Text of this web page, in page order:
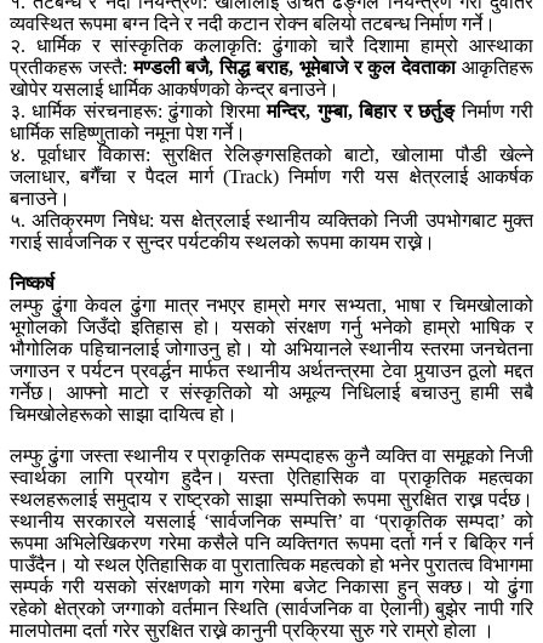
व्यवस्थित रूपमा बग्न दिने र नदी कटान रोक्न बलियो तटबन्ध निर्माण गर्ने।
२. धार्मिक र सांस्कृतिक कलाकृति: ढुंगाको चारै दिशामा हाम्रो आस्थाका
प्रतीकहरू जस्तै:मण्डली बजै, सिद्ध बराह, भूमेबाजे र कुल देवताकाआकृतिहरू
खोपेर यसलाई धार्मिक आकर्षणको केन्द्र बनाउने।
३. धार्मिक संरचनाहरू: ढुंगाको शिरमामन्दिर, गुम्बा, बिहार र छर्तुङ्निर्माण गरी
धार्मिक सहिष्णुताको नमूना पेश गर्ने।
४. पूर्वाधार विकास: सुरक्षित रेलिङ्गसहितको बाटो, खोलामा पौडी खेल्ने
जलाधार, बगैँचा र पैदल मार्ग (Track) निर्माण गरी यस क्षेत्रलाई आकर्षक
बनाउने।
५. अतिक्रमण निषेध: यस क्षेत्रलाई स्थानीय व्यक्तिको निजी उपभोगबाट मुक्त
गराई सार्वजनिक र सुन्दर पर्यटकीय स्थलको रूपमा कायम राख्ने।
निष्कर्ष
लम्फु ढुंगा केवल ढुंगा मात्र नभएर हाम्रो मगर सभ्यता, भाषा र चिमखोलाको
भूगोलको जिउँदो इतिहास हो। यसको संरक्षण गर्नु भनेको हाम्रो भाषिक र
भौगोलिक पहिचानलाई जोगाउनु हो। यो अभियानले स्थानीय स्तरमा जनचेतना
जगाउन र पर्यटन प्रवर्द्धन मार्फत स्थानीय अर्थतन्त्रमा टेवा पुर्‍याउन ठूलो मद्दत
गर्नेछ। आफ्नो माटो र संस्कृतिको यो अमूल्य निधिलाई बचाउनु हामी सबै
चिमखोलेहरूको साझा दायित्व हो।
लम्फु ढुंगा जस्ता स्थानीय र प्राकृतिक सम्पदाहरू कुनै व्यक्ति वा समूहको निजी
स्वार्थका लागि प्रयोग हुदैन। यस्ता ऐतिहासिक वा प्राकृतिक महत्वका
स्थलहरूलाई समुदाय र राष्ट्रको साझा सम्पत्तिको रूपमा सुरक्षित राख्न पर्दछ।
स्थानीय सरकारले यसलाई ‘सार्वजनिक सम्पत्ति’ वा ‘प्राकृतिक सम्पदा’ को
रूपमा अभिलेखिकरण गरेमा कसैले पनि व्यक्तिगत रूपमा दर्ता गर्न र बिक्रि गर्न
पाउँदैन। यो स्थल ऐतिहासिक वा पुरातात्विक महत्वको हो भनेर पुरातत्व विभागमा
सम्पर्क गरी यसको संरक्षणको माग गरेमा बजेट निकासा हुन् सक्छ। यो ढुंगा
रहेको क्षेत्रको जग्गाको वर्तमान स्थिति (सार्वजनिक वा ऐलानी) बुझेर नापी गरि
मालपोतमा दर्ता गरेर सुरक्षित राख्ने कानुनी प्रक्रिया सुरु गरे राम्रो होला ।